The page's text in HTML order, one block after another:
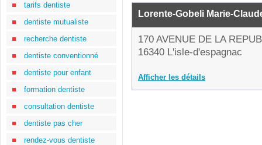
tarifs dentiste
dentiste mutualiste
recherche dentiste
dentiste conventionné
dentiste pour enfant
formation dentiste
consultation dentiste
dentiste pas cher
rendez-vous dentiste
Lorente-Gobeli Marie-
170 AVENUE DE LA
16340 L'isle-d'espagnac
Afficher les détails